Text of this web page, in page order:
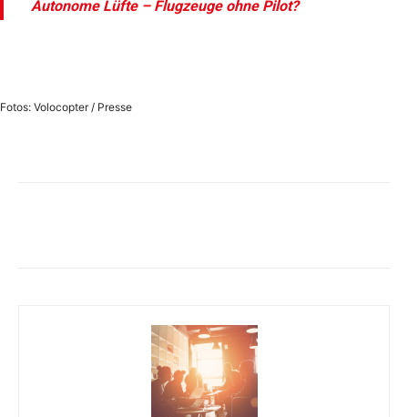
Autonome Lüfte – Flugzeuge ohne Pilot?
Fotos: Volocopter / Presse